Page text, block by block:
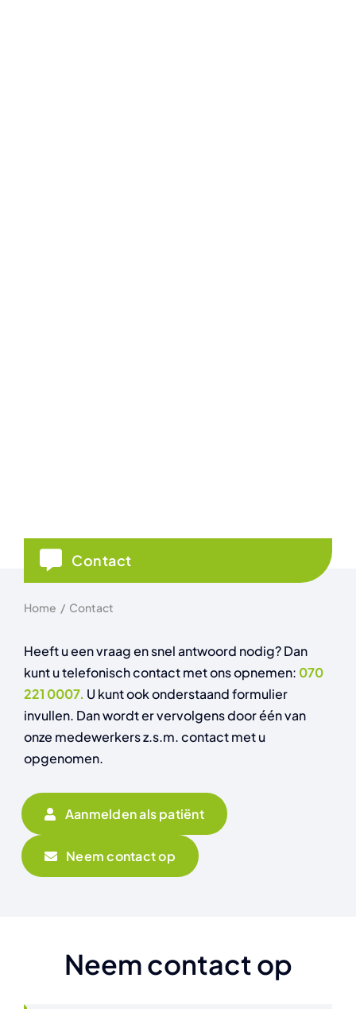
Contact
Home Contact
Heeft u een vraag en snel antwoord nodig? Dan
kunt u telefonisch contact met ons opnemen: 070
221 0007. U kunt ook onderstaand formulier
invullen. Dan wordt er vervolgens door één van
onze medewerkers z.s.m. contact met u
opgenomen.
Aanmelden als patiënt
Neem contact op
Neem contact op